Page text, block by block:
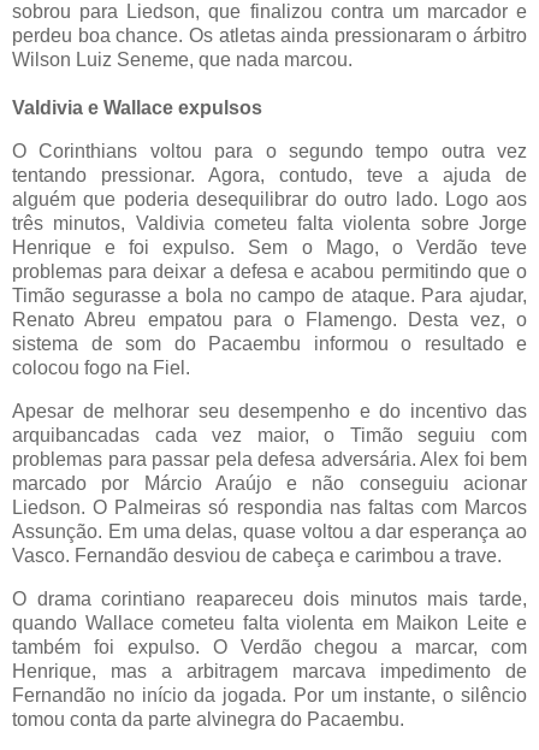
sobrou para Liedson, que finalizou contra um marcador e
perdeu boa chance. Os atletas ainda pressionaram o árbitro
Wilson Luiz Seneme, que nada marcou.
Valdivia e Wallace expulsos
O Corinthians voltou para o segundo tempo outra vez
tentando pressionar. Agora, contudo, teve a ajuda de
alguém que poderia desequilibrar do outro lado. Logo aos
três minutos, Valdivia cometeu falta violenta sobre Jorge
Henrique e foi expulso. Sem o Mago, o Verdão teve
problemas para deixar a defesa e acabou permitindo que o
Timão segurasse a bola no campo de ataque. Para ajudar,
Renato Abreu empatou para o Flamengo. Desta vez, o
sistema de som do Pacaembu informou o resultado e
colocou fogo na Fiel.
Apesar de melhorar seu desempenho e do incentivo das
arquibancadas cada vez maior, o Timão seguiu com
problemas para passar pela defesa adversária. Alex foi bem
marcado por Márcio Araújo e não conseguiu acionar
Liedson. O Palmeiras só respondia nas faltas com Marcos
Assunção. Em uma delas, quase voltou a dar esperança ao
Vasco. Fernandão desviou de cabeça e carimbou a trave.
O drama corintiano reapareceu dois minutos mais tarde,
quando Wallace cometeu falta violenta em Maikon Leite e
também foi expulso. O Verdão chegou a marcar, com
Henrique, mas a arbitragem marcava impedimento de
Fernandão no início da jogada. Por um instante, o silêncio
tomou conta da parte alvinegra do Pacaembu.